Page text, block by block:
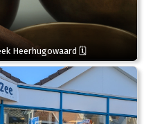
Heerhugowaard 🗓